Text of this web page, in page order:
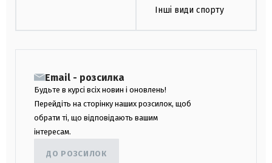
Інші види спорту
Email - розсилка
Будьте в курсі всіх новин і оновлень!
Перейдіть на сторінку наших розсилок, щоб
обрати ті, що відповідають вашим
інтересам.
ДО РОЗСИЛОК